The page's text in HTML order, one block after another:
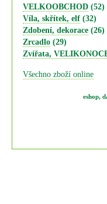
VELKOOBCHOD (52)
Víla, skřítek, elf (32)
Zdobení, dekorace (26)
Zrcadlo (29)
Zvířata,
Všechno zboží online
eshop,